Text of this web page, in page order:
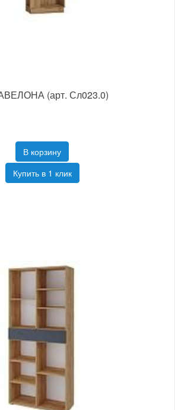
(арт. Сл023.0)
В корзину
Купить в 1 клик